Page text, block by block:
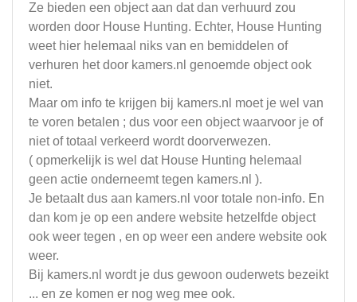
Ze bieden een object aan dat dan verhuurd zou
worden door House Hunting. Echter, House Hunting
weet hier helemaal niks van en bemiddelen of
verhuren het door kamers.nl genoemde object ook
niet.
Maar om info te krijgen bij kamers.nl moet je wel van
te voren betalen ; dus voor een object waarvoor je of
niet of totaal verkeerd wordt doorverwezen.
( opmerkelijk is wel dat House Hunting helemaal
geen actie onderneemt tegen kamers.nl ).
Je betaalt dus aan kamers.nl voor totale non-info. En
dan kom je op een andere website hetzelfde object
ook weer tegen , en op weer een andere website ook
weer.
Bij kamers.nl wordt je dus gewoon ouderwets bezeikt
... en ze komen er nog weg mee ook.